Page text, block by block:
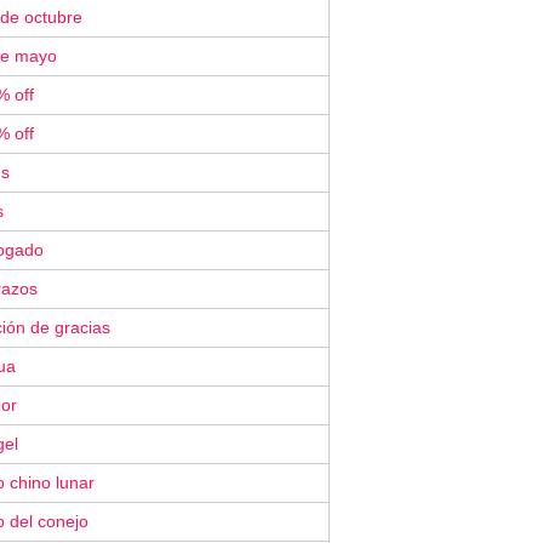
octubre
mayo
off
off
de gracias
chino lunar
del conejo